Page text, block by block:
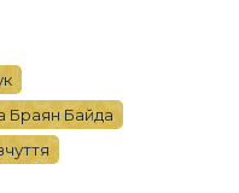
Браян Байда